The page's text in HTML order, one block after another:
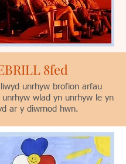
8fed
unrhyw brofion arfau
unrhyw wlad yn unrhyw le yn
ar y diwrnod hwn.